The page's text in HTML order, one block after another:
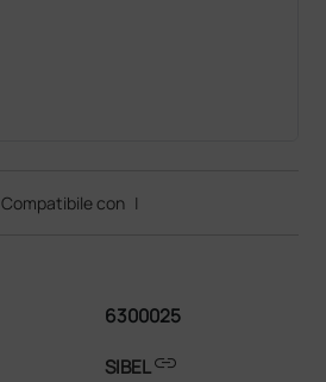
Compatibile con |
6300025
SIBELlink